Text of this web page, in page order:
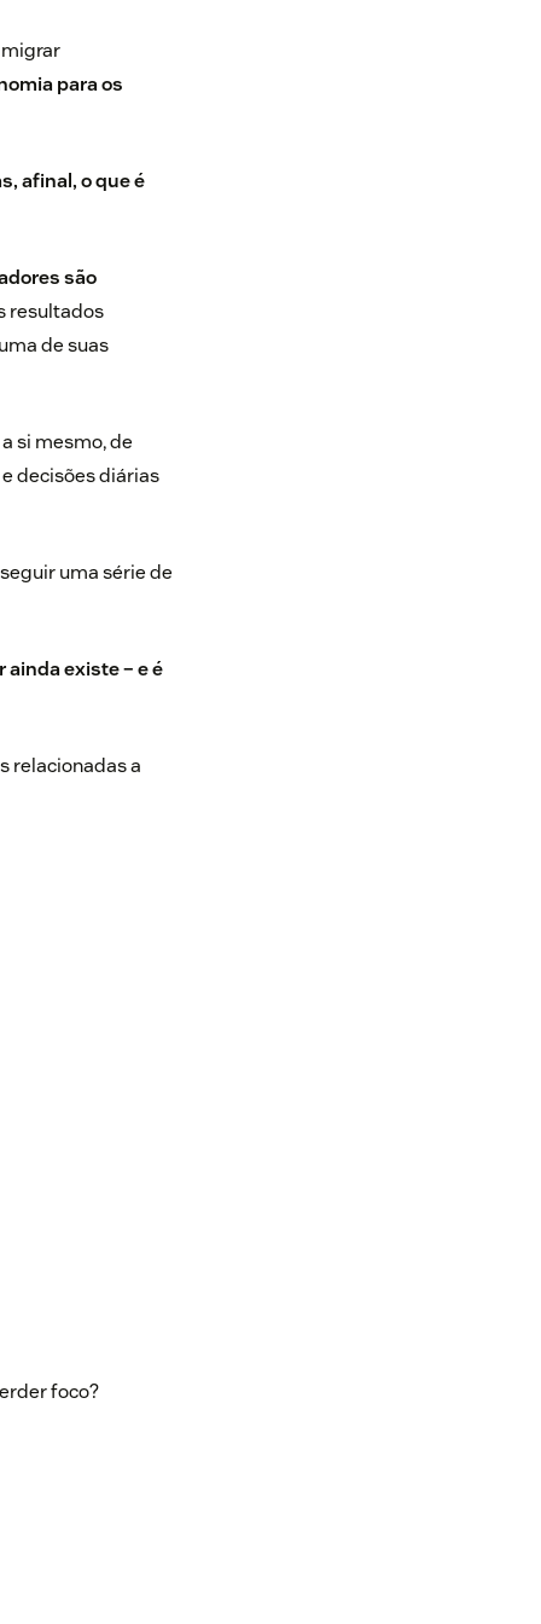
para os
afinal, o que é
são
resultados
de suas
si mesmo, de
decisões diárias
uma série de
existe – e é
relacionadas a
foco?